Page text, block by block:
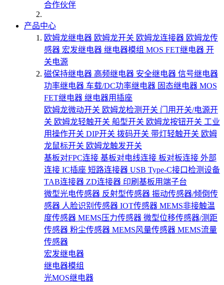
合作伙伴
产品中心
欧姆龙继电器 欧姆龙开关 欧姆龙连接器 欧姆龙传
感器 宏发继电器 继电器模组 MOS FET继电器 开
关电源
磁保持继电器 高频继电器 安全继电器 信号继电器
功率继电器 车载/DC功率继电器 固态继电器 MOS
FET继电器 继电器用插座
欧姆龙微动开关 欧姆龙检测开关 门用开关/电源开
关 欧姆龙轻触开关 船型开关 欧姆龙按钮开关 工业
用操作开关 DIP开关 拨码开关 带灯轻触开关 欧姆
龙鼠标开关 欧姆龙触发开关
基板对FPC连接 基板对电线连接 板对板连接 外部
连接 IC插座 短路连接器 USB Type-C接口检测设备
TAB连接器 ZD连接器 印刷基板用端子台
微型光电传感器 反射型传感器 振动传感器/倾倒传
感器 人脸识别传感器 IOT传感器 MEMS非接触温
度传感器 MEMS压力传感器 微型位移传感器/测距
传感器 粉尘传感器 MEMS风量传感器 MEMS流量
传感器
宏发继电器
继电器模组
光MOS继电器